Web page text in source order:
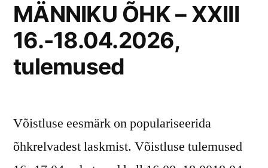
MÄNNIKU ÕHK – XXIII
16.-18.04.2026,
tulemused
Võistluse eesmärk on populariseerida
õhkrelvadest laskmist. Võistluse tulemused